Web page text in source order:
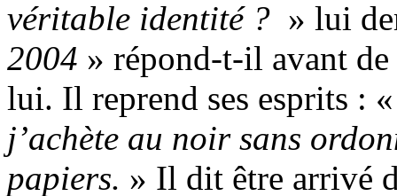
véritable identité ? » lui
2004 » répond-t-il avant
lui. Il reprend ses esprits :
j’achète au noir sans
papiers. » Il dit être arrivé